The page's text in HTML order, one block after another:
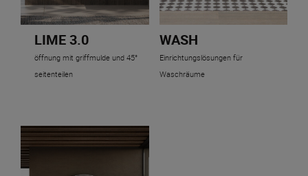
LIME 3.0
öffnung mit griffmulde und 45°
seitenteilen
WASH
Einrichtungslösungen für
Waschräume